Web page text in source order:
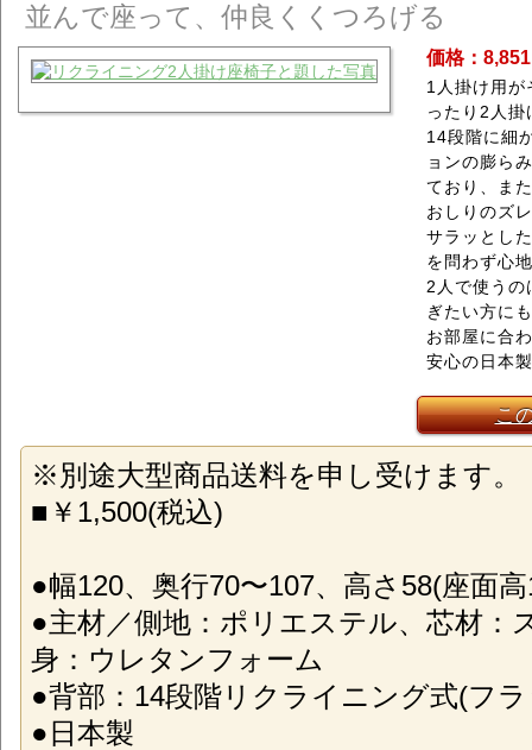
並んで座って、仲良くくつろげる
価格：
1人掛け用が
ったり2人
14段階に細
ョンの膨ら
ており、ま
おしりのズ
サラッとし
を問わず心
2人で使うの
ぎたい方に
お部屋に合
安心の日本
こ
※別途大型商品送料を申し受けます。
■￥1,500(税込)
●幅120、奥行70〜107、高さ58(座面
●主材／側地：ポリエステル、芯材：
身：ウレタンフォーム
●背部：14段階リクライニング式(フ
●日本製